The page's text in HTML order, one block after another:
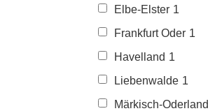
Elbe-Elster 1
Frankfurt Oder 1
Havelland 1
Liebenwalde 1
Märkisch-Oderland